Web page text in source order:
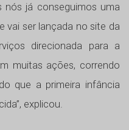
nós já conseguimos uma
vai ser lançada no site da
direcionada para a
muitas ações, correndo
que a primeira infância
explicou.